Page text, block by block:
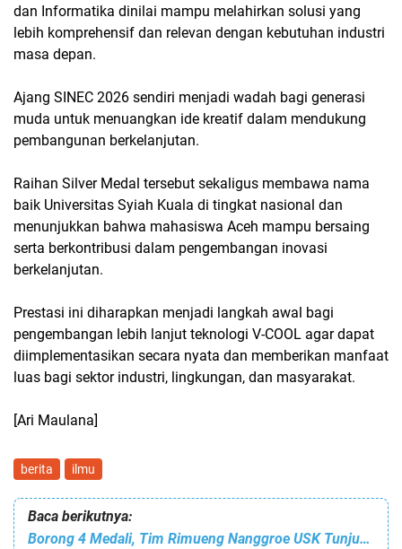
dan Informatika dinilai mampu melahirkan solusi yang
lebih komprehensif dan relevan dengan kebutuhan industri
masa depan.
Ajang SINEC 2026 sendiri menjadi wadah bagi generasi
muda untuk menuangkan ide kreatif dalam mendukung
pembangunan berkelanjutan.
Raihan Silver Medal tersebut sekaligus membawa nama
baik Universitas Syiah Kuala di tingkat nasional dan
menunjukkan bahwa mahasiswa Aceh mampu bersaing
serta berkontribusi dalam pengembangan inovasi
berkelanjutan.
Prestasi ini diharapkan menjadi langkah awal bagi
pengembangan lebih lanjut teknologi V-COOL agar dapat
diimplementasikan secara nyata dan memberikan manfaat
luas bagi sektor industri, lingkungan, dan masyarakat.
[Ari Maulana]
berita ilmu
Baca berikutnya:
Borong 4 Medali, Tim Rimueng Nanggroe USK Tunjukkan Kompetensi di U-MINE FEST 2026